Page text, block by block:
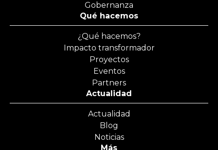
Gobernanza
Qué hacemos
¿Qué hacemos?
Impacto transformador
Proyectos
Eventos
Partners
Actualidad
Actualidad
Blog
Noticias
Más